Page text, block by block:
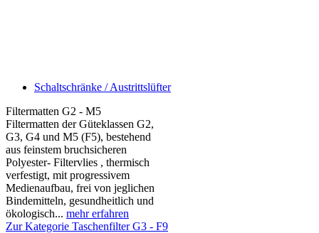
Schaltschränke / Austrittslüfter
Filtermatten G2 - M5
Filtermatten der Güteklassen G2,
G3, G4 und M5 (F5), bestehend
aus feinstem bruchsicheren
Polyester- Filtervlies , thermisch
verfestigt, mit progressivem
Medienaufbau, frei von jeglichen
Bindemitteln, gesundheitlich und
ökologisch... mehr erfahren
Zur Kategorie Taschenfilter G3 - F9